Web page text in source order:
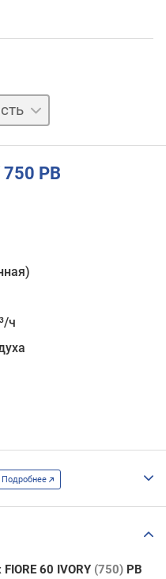
750 PB
ч
Подробнее
60 IVORY (750) PB